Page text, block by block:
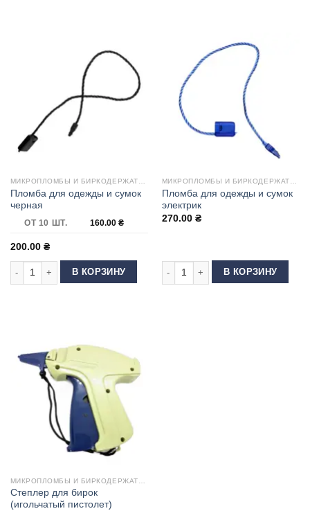
МИКРОПЛОМБЫ И БИРКОДЕРЖАТЕЛИ
Пломба для одежды и сумок
черная
ОТ 10 ШТ. 160.00 ₴
200.00 ₴
Количество товара Пломба для одежды и сумок черная
В КОРЗИНУ
МИКРОПЛОМБЫ И БИРКОДЕРЖАТЕЛИ
Пломба для одежды и сумок
электрик
270.00 ₴
Количество товара Пломба для
В КОРЗИНУ
Степлер для бирок
(игольчатый пистолет)